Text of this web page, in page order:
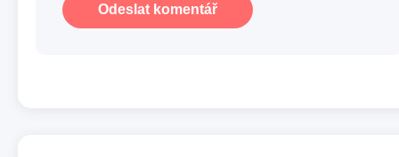
Odeslat komentář